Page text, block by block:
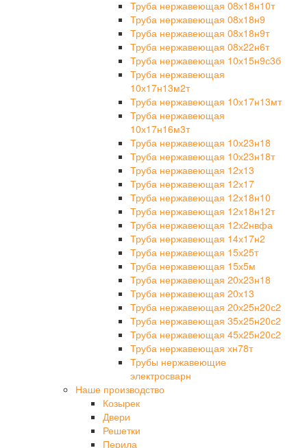
Труба нержавеющая 08х18н10т
Труба нержавеющая 08х18н9
Труба нержавеющая 08х18н9т
Труба нержавеющая 08х22н6т
Труба нержавеющая 10х15н9с3б
Труба нержавеющая
10х17н13м2т
Труба нержавеющая 10х17н13мт
Труба нержавеющая
10х17н16м3т
Труба нержавеющая 10х23н18
Труба нержавеющая 10х23н18т
Труба нержавеющая 12х13
Труба нержавеющая 12х17
Труба нержавеющая 12х18н10
Труба нержавеющая 12х18н12т
Труба нержавеющая 12х2нвфа
Труба нержавеющая 14х17н2
Труба нержавеющая 15х25т
Труба нержавеющая 15х5м
Труба нержавеющая 20х23н18
Труба нержавеющая 20х13
Труба нержавеющая 20х25н20с2
Труба нержавеющая 35х25н20с2
Труба нержавеющая 45х25н20с2
Труба нержавеющая хн78т
Трубы нержавеющие
электросварн
Наше производство
Козырек
Двери
Решетки
Перила